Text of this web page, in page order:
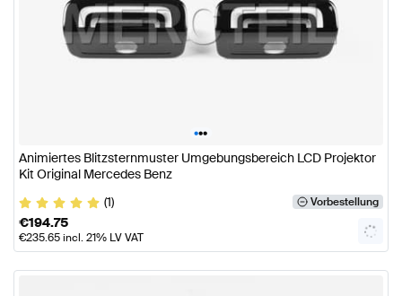
•••
Animiertes Blitzsternmuster Umgebungsbereich LCD Projektor
Kit Original Mercedes Benz
(1)
Vorbestellung
€194.75
€235.65incl. 21% LV VAT